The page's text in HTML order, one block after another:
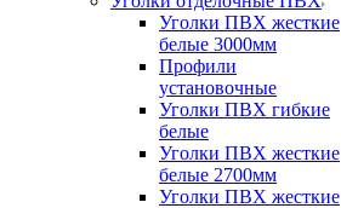
Уголки ПВХ жесткие
белые 3000мм
Профили
установочные
Уголки ПВХ гибкие
белые
Уголки ПВХ жесткие
белые 2700мм
Уголки ПВХ жесткие